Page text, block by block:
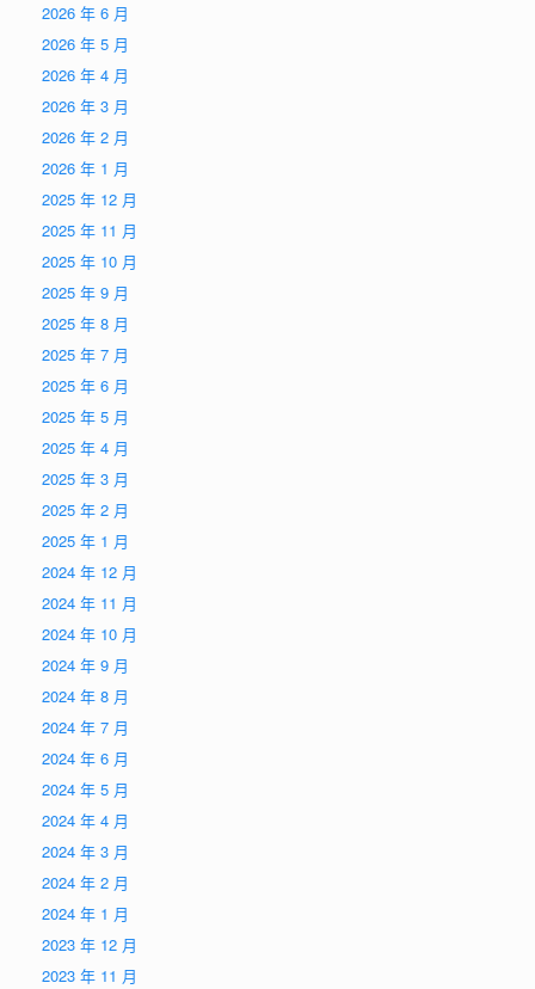
2026 年 6 月
2026 年 5 月
2026 年 4 月
2026 年 3 月
2026 年 2 月
2026 年 1 月
2025 年 12 月
2025 年 11 月
2025 年 10 月
2025 年 9 月
2025 年 8 月
2025 年 7 月
2025 年 6 月
2025 年 5 月
2025 年 4 月
2025 年 3 月
2025 年 2 月
2025 年 1 月
2024 年 12 月
2024 年 11 月
2024 年 10 月
2024 年 9 月
2024 年 8 月
2024 年 7 月
2024 年 6 月
2024 年 5 月
2024 年 4 月
2024 年 3 月
2024 年 2 月
2024 年 1 月
2023 年 12 月
2023 年 11 月